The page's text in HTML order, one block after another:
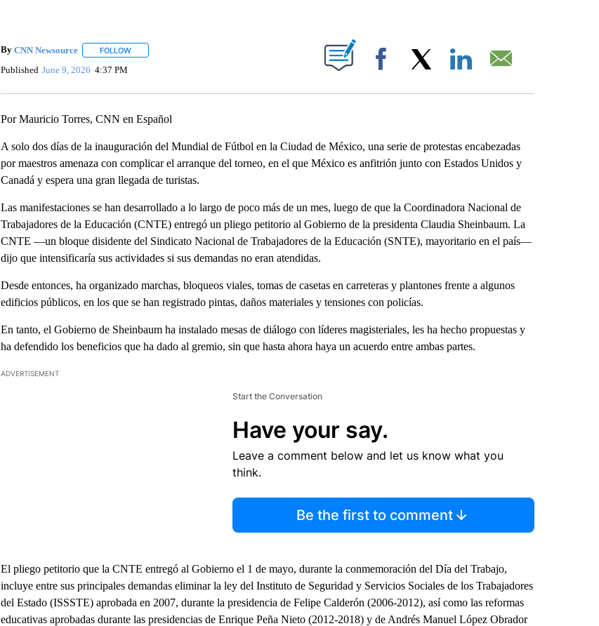
By CNN Newsource FOLLOWFOLLOW "" TO RECEIVE NOTIFICATIONS ABOUT NEW PAGES ON "".
Published June 9, 2026 4:37 PM Facebook
Por Mauricio Torres, CNN en Español
A solo dos días de la inauguración del Mundial de Fútbol en la Ciudad de México, una serie de protestas encabezadas
por maestros amenaza con complicar el arranque del torneo, en el que México es anfitrión junto con Estados Unidos y
Canadá y espera una gran llegada de turistas.
Las manifestaciones se han desarrollado a lo largo de poco más de un mes, luego de que la Coordinadora Nacional de
Trabajadores de la Educación (CNTE) entregó un pliego petitorio al Gobierno de la presidenta Claudia Sheinbaum. La
CNTE —un bloque disidente del Sindicato Nacional de Trabajadores de la Educación (SNTE), mayoritario en el país—
dijo que intensificaría sus actividades si sus demandas no eran atendidas.
Desde entonces, ha organizado marchas, bloqueos viales, tomas de casetas en carreteras y plantones frente a algunos
edificios públicos, en los que se han registrado pintas, daños materiales y tensiones con policías.
En tanto, el Gobierno de Sheinbaum ha instalado mesas de diálogo con líderes magisteriales, les ha hecho propuestas y
ha defendido los beneficios que ha dado al gremio, sin que hasta ahora haya un acuerdo entre ambas partes.
ADVERTISEMENT
Start the Conversation
Have your say.
Leave a comment below and let us know what you
think.
Be the first to comment
El pliego petitorio que la CNTE entregó al Gobierno el 1 de mayo, durante la conmemoración del Día del Trabajo,
incluye entre sus principales demandas eliminar la ley del Instituto de Seguridad y Servicios Sociales de los Trabajadores
del Estado (ISSSTE) aprobada en 2007, durante la presidencia de Felipe Calderón (2006-2012), así como las reformas
educativas aprobadas durante las presidencias de Enrique Peña Nieto (2012-2018) y de Andrés Manuel López Obrador